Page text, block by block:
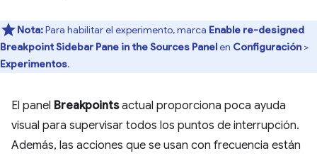
Nota:Para habilitar el experimento, marca Enable re-designed
Breakpoint Sidebar Pane in the Sources Panelen Configuración >
Experimentos.
El panel Breakpointsactual proporciona poca ayuda
visual para supervisar todos los puntos de interrupción.
Además, las acciones que se usan con frecuencia están